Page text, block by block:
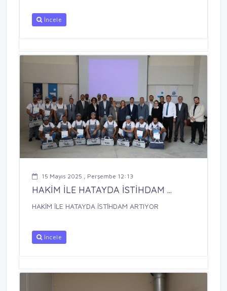
İncele
15 Mayıs 2025 , Perşembe 12:13
HAKİM İLE HATAYDA İSTİHDAM ...
HAKİM İLE HATAYDA İSTİHDAM ARTIYOR
İncele